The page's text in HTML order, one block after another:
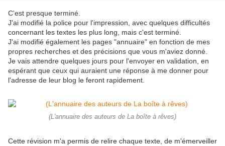
C'est presque terminé.
J'ai modifié la police pour l'impression, avec quelques difficultés
concernant les textes les plus long, mais c'est terminé.
J'ai modifié également les pages "annuaire" en fonction de mes
propres recherches et des précisions que vous m'aviez donné.
Je vais attendre quelques jours pour l'envoyer en validation, en
espérant que ceux qui auraient une réponse à me donner pour
l'adresse de leur blog le feront rapidement.
(L'annuaire des auteurs de La boîte à rêves)
Cette révision m'a permis de relire chaque texte, de m'émerveiller